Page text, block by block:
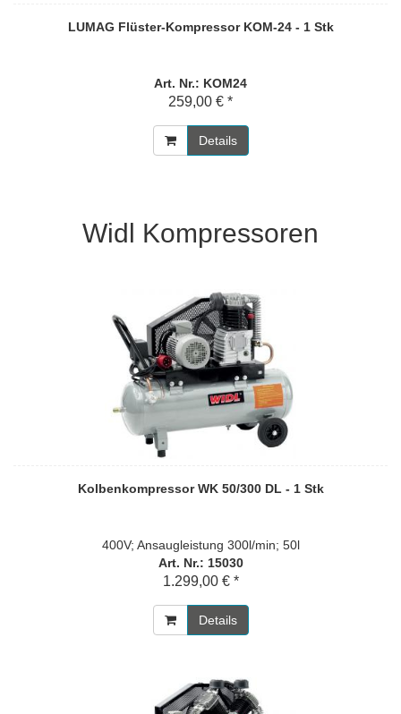
LUMAG Flüster-Kompressor KOM-24 - 1 Stk
Art. Nr.: KOM24
259,00 € *
Details
Widl Kompressoren
Kolbenkompressor WK 50/300 DL - 1 Stk
400V; Ansaugleistung 300l/min; 50l
Art. Nr.: 15030
1.299,00 € *
Details